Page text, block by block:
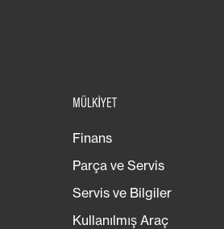
MÜLKIYET
Finans
Parça ve Servis
Servis ve Bilgiler
Kullanılmış Araç